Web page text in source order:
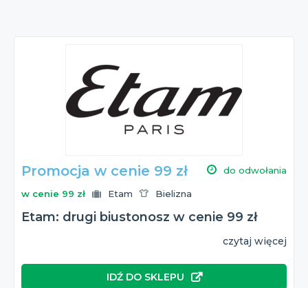
Promocja w cenie 99 zł do odwołania
w cenie 99 zł Etam Bielizna
Etam: drugi biustonosz w cenie 99 zł
czytaj więcej
IDŹ DO SKLEPU